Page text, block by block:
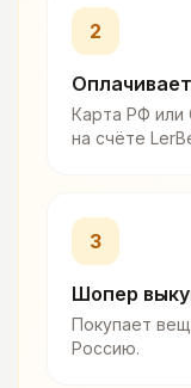
2
Карта РФ или
на счёте
3
Шопер
Покупает
Россию.